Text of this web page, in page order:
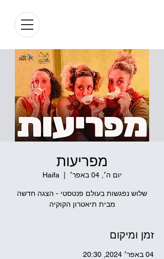
מפריעות
יום ה׳, 04 באפר׳ Haifa
שלוש נפגשות בעולם פנטסטי - הצגה חדשה
מבית תיאטרון הקוקיה
זמן ומיקום
04 באפר׳ 2024, 20:30